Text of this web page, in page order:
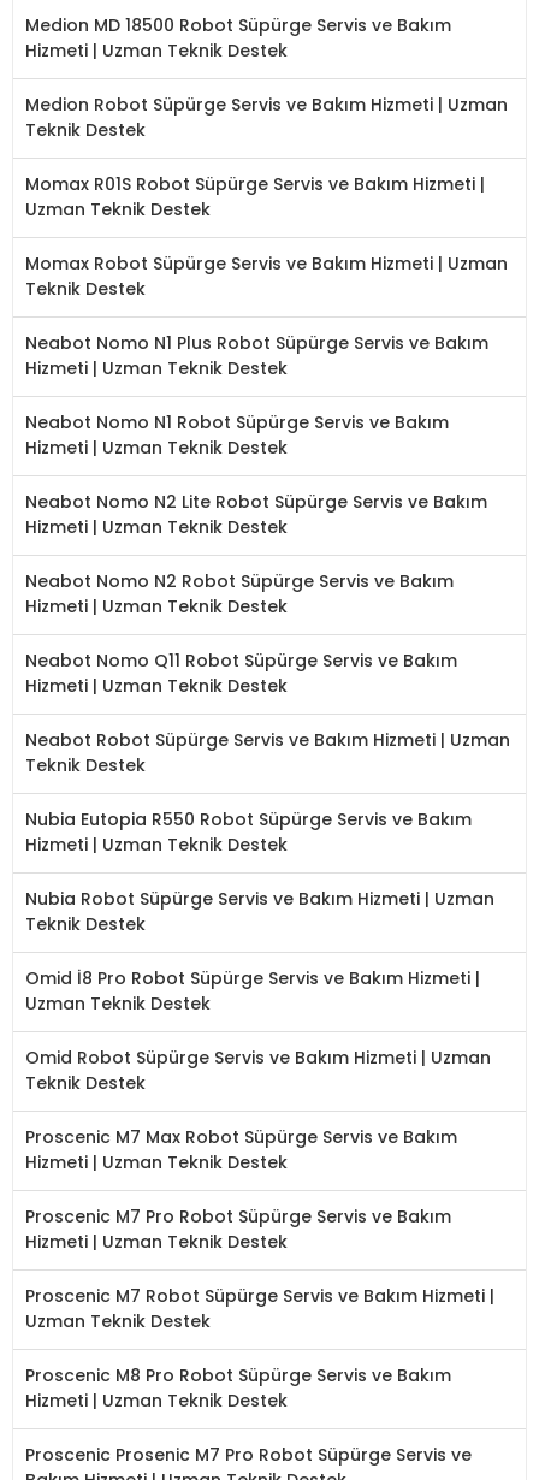
Medion MD 18500 Robot Süpürge Servis ve Bakım
Hizmeti | Uzman Teknik Destek
Medion Robot Süpürge Servis ve Bakım Hizmeti | Uzman
Teknik Destek
Momax R01S Robot Süpürge Servis ve Bakım Hizmeti |
Uzman Teknik Destek
Momax Robot Süpürge Servis ve Bakım Hizmeti | Uzman
Teknik Destek
Neabot Nomo N1 Plus Robot Süpürge Servis ve Bakım
Hizmeti | Uzman Teknik Destek
Neabot Nomo N1 Robot Süpürge Servis ve Bakım
Hizmeti | Uzman Teknik Destek
Neabot Nomo N2 Lite Robot Süpürge Servis ve Bakım
Hizmeti | Uzman Teknik Destek
Neabot Nomo N2 Robot Süpürge Servis ve Bakım
Hizmeti | Uzman Teknik Destek
Neabot Nomo Q11 Robot Süpürge Servis ve Bakım
Hizmeti | Uzman Teknik Destek
Neabot Robot Süpürge Servis ve Bakım Hizmeti | Uzman
Teknik Destek
Nubia Eutopia R550 Robot Süpürge Servis ve Bakım
Hizmeti | Uzman Teknik Destek
Nubia Robot Süpürge Servis ve Bakım Hizmeti | Uzman
Teknik Destek
Omid İ8 Pro Robot Süpürge Servis ve Bakım Hizmeti |
Uzman Teknik Destek
Omid Robot Süpürge Servis ve Bakım Hizmeti | Uzman
Teknik Destek
Proscenic M7 Max Robot Süpürge Servis ve Bakım
Hizmeti | Uzman Teknik Destek
Proscenic M7 Pro Robot Süpürge Servis ve Bakım
Hizmeti | Uzman Teknik Destek
Proscenic M7 Robot Süpürge Servis ve Bakım Hizmeti |
Uzman Teknik Destek
Proscenic M8 Pro Robot Süpürge Servis ve Bakım
Hizmeti | Uzman Teknik Destek
Proscenic Prosenic M7 Pro Robot Süpürge Servis ve